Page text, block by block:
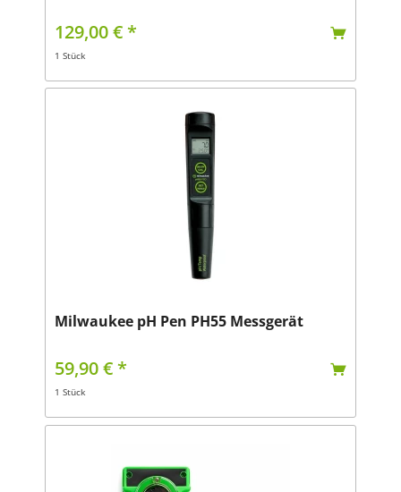
129,00 € *
1 Stück
Milwaukee pH Pen PH55 Messgerät
59,90 € *
1 Stück